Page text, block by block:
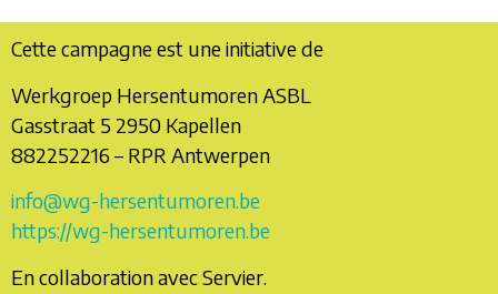
Cette campagne est une initiative de
Werkgroep Hersentumoren ASBL
Gasstraat 5 2950 Kapellen
882252216 – RPR Antwerpen
info@wg-hersentumoren.be
https://wg-hersentumoren.be
En collaboration avec Servier.